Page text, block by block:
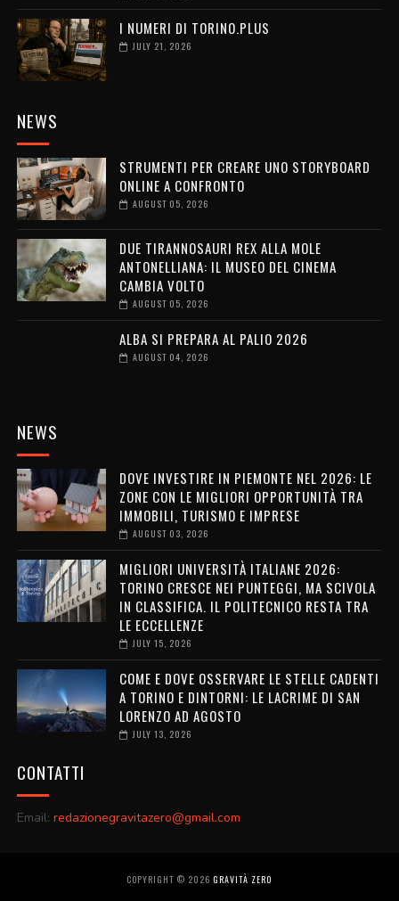
I NUMERI DI TORINO.PLUS
JULY 21, 2026
NEWS
STRUMENTI PER CREARE UNO STORYBOARD
ONLINE A CONFRONTO
AUGUST 05, 2026
DUE TIRANNOSAURI REX ALLA MOLE
ANTONELLIANA: IL MUSEO DEL CINEMA
CAMBIA VOLTO
AUGUST 05, 2026
ALBA SI PREPARA AL PALIO 2026
AUGUST 04, 2026
NEWS
DOVE INVESTIRE IN PIEMONTE NEL 2026: LE
ZONE CON LE MIGLIORI OPPORTUNITÀ TRA
IMMOBILI, TURISMO E IMPRESE
AUGUST 03, 2026
MIGLIORI UNIVERSITÀ ITALIANE 2026:
TORINO CRESCE NEI PUNTEGGI, MA SCIVOLA
IN CLASSIFICA. IL POLITECNICO RESTA TRA
LE ECCELLENZE
JULY 15, 2026
COME E DOVE OSSERVARE LE STELLE CADENTI
A TORINO E DINTORNI: LE LACRIME DI SAN
LORENZO AD AGOSTO
JULY 13, 2026
CONTATTI
Email: redazionegravitazero@gmail.com
COPYRIGHT © 2026GRAVITÀ ZERO